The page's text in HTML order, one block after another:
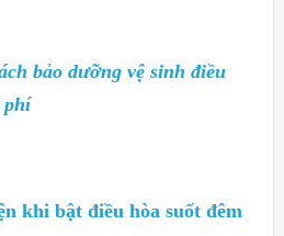
bảo dưỡng vệ sinh điều
phí
khi bật điều hòa suốt đêm